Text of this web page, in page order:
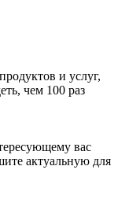
и услуг,
чем 100 раз
вас
актуальную для